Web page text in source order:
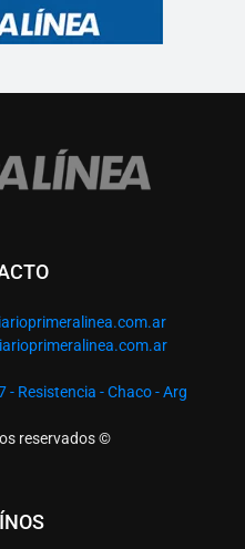
- Resistencia - Chaco - Arg
reservados ©